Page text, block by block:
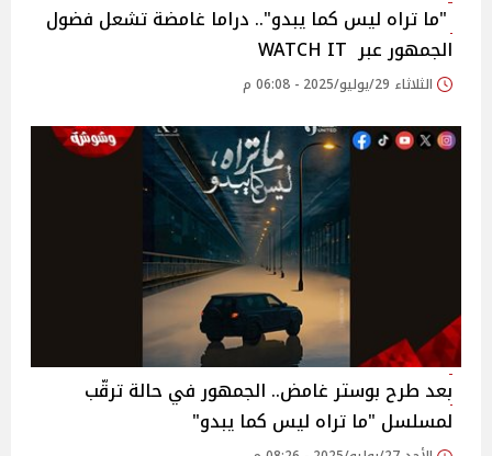
‫ "ما تراه ليس كما يبدو".. دراما غامضة تشعل فضول
الجمهور عبر WATCH IT ‎
الثلاثاء 29/يوليو/2025 - 06:08 م
بعد طرح بوستر غامض.. الجمهور في حالة ترقّب
لمسلسل "ما تراه ليس كما يبدو" ‎